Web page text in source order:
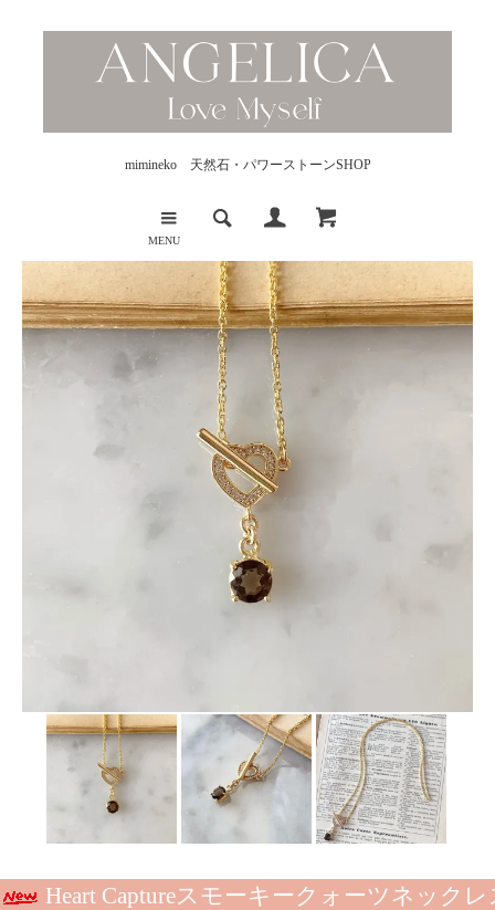
mimineko 天然石・パワーストーンSHOP
MENU
Heart Captureスモーキークォーツネックレ